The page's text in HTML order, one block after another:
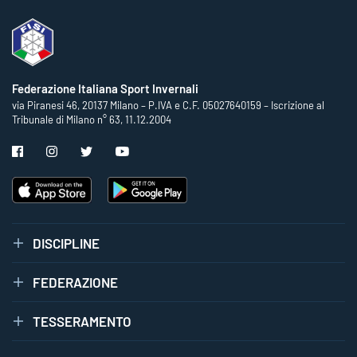
Federazione Italiana Sport Invernali
via Piranesi 46, 20137 Milano – P.IVA e C.F. 05027640159 – Iscrizione al
Tribunale di Milano n° 63, 11.12.2004
DISCIPLINE
FEDERAZIONE
TESSERAMENTO